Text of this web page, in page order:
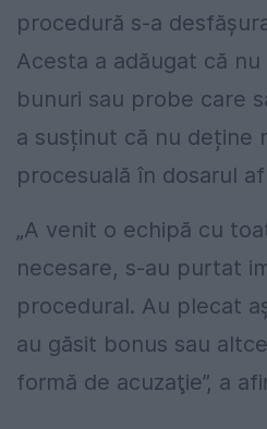
procedură s-a
Acesta a adăugat că
bunuri sau probe care
a susținut că nu deține
procesuală în dosarul
„A venit o echipă cu
necesare, s-au purtat
procedural. Au plecat
au găsit bonus sau
formă de acuzaţie”, a